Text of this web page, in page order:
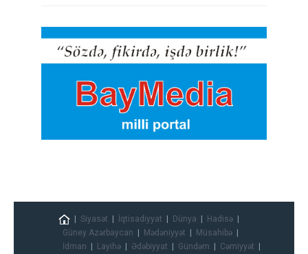
Siyasət İqtisadiyyat Dünya
Hadisə
Güney Azərbaycan
Mədəniyyət
Müsahibə
İdman
Layihə Ədəbiyyat Gündəm Cəmiyyət